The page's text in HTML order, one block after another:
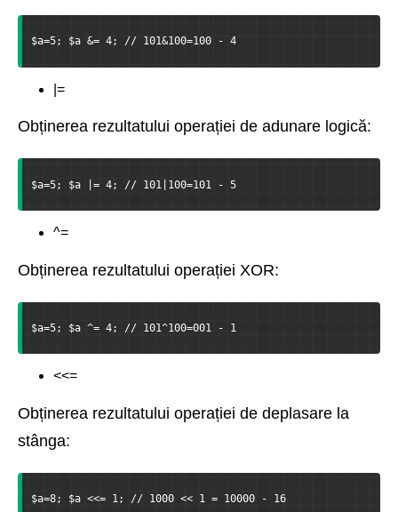
$a=5; $a &= 4; // 101&100=100 - 4
|=
Obținerea rezultatului operației de adunare logică:
$a=5; $a |= 4; // 101|100=101 - 5
^=
Obținerea rezultatului operației XOR:
$a=5; $a ^= 4; // 101^100=001 - 1
<<=
Obținerea rezultatului operației de deplasare la
stânga:
$a=8; $a <<= 1; // 1000 << 1 = 10000 - 16